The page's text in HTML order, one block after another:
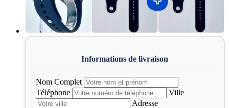
Nom Complet
Téléphone
Ville
Adresse